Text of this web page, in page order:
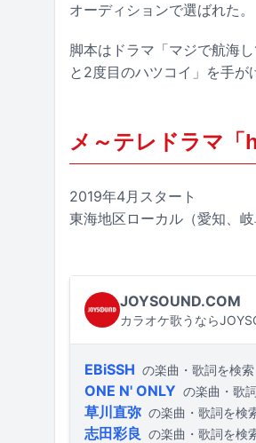
オーディションで選ばれた。
脚本はドラマ「マジで航海
と2度目のハツコイ」を手が
メ～テレドラマ「
2019年4月スタート
東海地区ローカル（愛知、岐
JOYSOUND.COM
カラオケ歌うなら
EBiSSH の楽曲・歌詞を検索
ONE N' ONLY の楽曲・歌
草川直弥 の楽曲・歌詞を検
志田彩良 の楽曲・歌詞を検